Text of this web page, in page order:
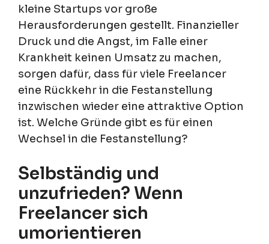
kleine Startups vor große
Herausforderungen gestellt. Finanzieller
Druck und die Angst, im Falle einer
Krankheit keinen Umsatz zu machen,
sorgen dafür, dass für viele Freelancer
eine Rückkehr in die Festanstellung
inzwischen wieder eine attraktive Option
ist. Welche Gründe gibt es für einen
Wechsel in die Festanstellung?
Selbständig und
unzufrieden? Wenn
Freelancer sich
umorientieren